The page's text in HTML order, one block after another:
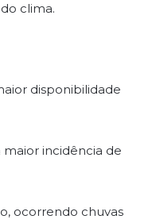
clima.
disponibilidade
maior incidência de
ocorrendo chuvas